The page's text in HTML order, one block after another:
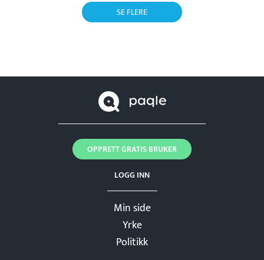
SE FLERE
Min side
Yrke
Politikk
LOGG INN
OPPRETT GRATIS BRUKER